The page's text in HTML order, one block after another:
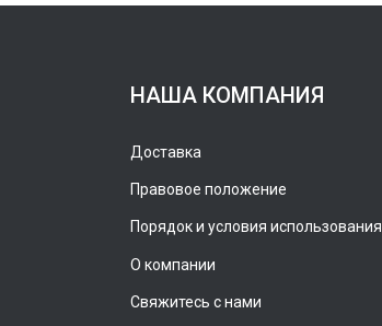
НАША КОМПАНИЯ
Доставка
Правовое положение
Порядок и условия использования
О компании
Свяжитесь с нами